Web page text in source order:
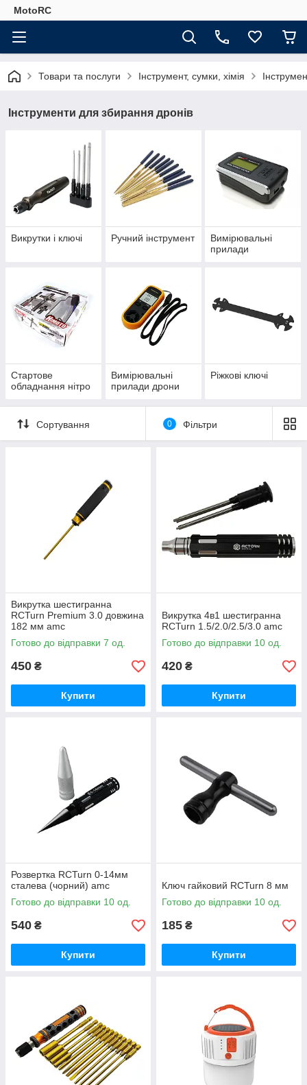
MotoRC
Товари та послуги Інструмент, сумки, хімія
Інструменти для збирання дронів
Викрутки і ключі Ручний інструмент
Вимірювальні
прилади
Стартове
обладнання нітро
Вимірювальні
прилади дрони
Ріжкові ключі
Сортування 0 Фільтри
Викрутка шестигранна
RCTurn Premium 3.0 довжина
182 мм amc
Готово до відправки 7 од.
450 ₴
Купити
Викрутка 4в1 шестигранна
RCTurn 1.5/2.0/2.5/3.0 amc
Готово до відправки 10 од.
420 ₴
Купити
Розвертка RCTurn 0-14мм
сталева (чорний) amc
Готово до відправки 10 од.
540 ₴
Купити
Ключ гайковий RCTurn 8 мм
Готово до відправки 10 од.
185 ₴
Купити